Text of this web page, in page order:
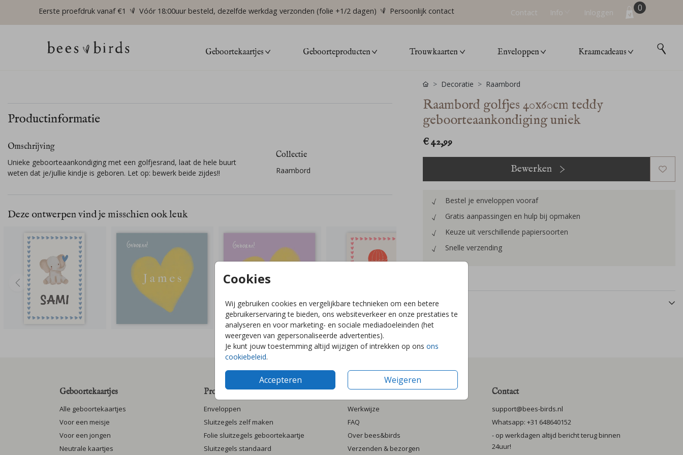
Eerste proefdruk vanaf €1 Vóór 18:00uur besteld, dezelfde werkdag verzonden (folie +1/2 dagen) Persoonlijk contact Contact Info Inloggen 0
Geboortekaartjes Geboorteproducten Trouwkaarten Enveloppen Kraamcadeaus
Cookies
Wij gebruiken cookies en vergelijkbare technieken om een betere
gebruikerservaring te bieden, ons websiteverkeer en onze prestaties te
analyseren en voor marketing- en sociale mediadoeleinden (het
weergeven van gepersonaliseerde advertenties).
Je kunt jouw toestemming altijd wijzigen of intrekken op ons ons
cookiebeleid.
Accepteren Weigeren
Productinformatie
Omschrijving
Unieke geboorteaankondiging met een golfjesrand, laat de hele buurt
weten dat je/jullie kindje is geboren. Let op: bewerk beide zijdes!!
Collectie
Raambord
Deze ontwerpen vind je misschien ook leuk
Decoratie Raambord
Raambord golfjes 40x60cm teddy
geboorteaankondiging uniek
€ 42,99
Bewerken
Bestel je enveloppen vooraf
Gratis aanpassingen en hulp bij opmaken
Keuze uit verschillende papiersoorten
Snelle verzending
Prijzen
Geboortekaartjes
Alle geboortekaartjes
Voor een meisje
Voor een jongen
Neutrale kaartjes
Producten
Enveloppen
Sluitzegels zelf maken
Folie sluitzegels geboortekaartje
Sluitzegels standaard
Informatie
Werkwijze
FAQ
Over bees&birds
Verzenden & bezorgen
Contact
support@bees-birds.nl
Whatsapp: +31 648640152
- op werkdagen altijd bericht terug binnen
24uur!